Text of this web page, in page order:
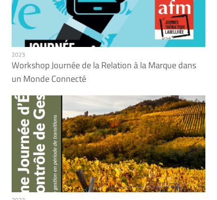
2023
Workshop Journée de la Relation à la Marque dans
un Monde Connecté